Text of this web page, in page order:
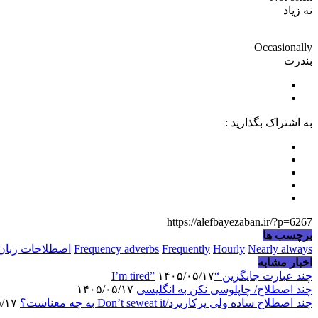
نه زیاد
Occasionally
بندرت
به اشتراک بگذارید :
https://alefbayezaban.ir/?p=6267
برچسب ها
Frequency adverbs Frequently Hourly Nearly always اصطلاحات
اخبار مشابه
چند عبارت جایگزین “I’m tired”۱۴۰۵/۰۵/۱۷
چند اصطلاح/ چاپلوسی نکن به انگلیسی
چند اصطلاح ساده ولی پرکاربرد/Don’t seweat it به چه معناست؟